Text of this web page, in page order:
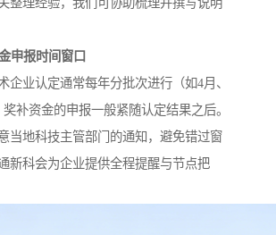
整理经验，我们可协助梳理并撰写说明
申报时间窗口
企业认定通常每年分批次进行（如4月、
补资金的申报一般紧随认定结果之后。
当地科技主管部门的通知，避免错过窗
新科会为企业提供全程提醒与节点把